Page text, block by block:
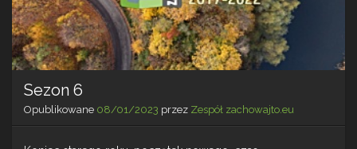
Sezon 6
Opublikowane 08/01/2023 przez Zespół zachowajto.eu